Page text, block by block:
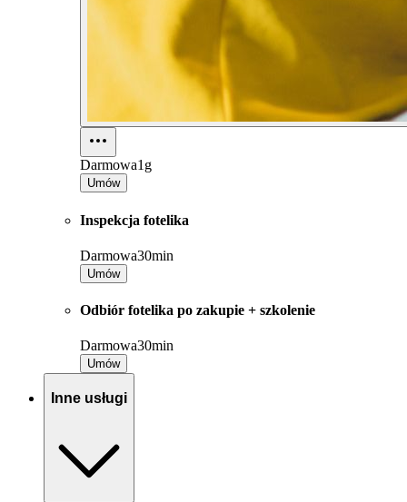
Darmowa1g
Umów
Inspekcja fotelika
Darmowa30min
Umów
Odbiór fotelika po zakupie + szkolenie
Darmowa30min
Umów
Inne usługi